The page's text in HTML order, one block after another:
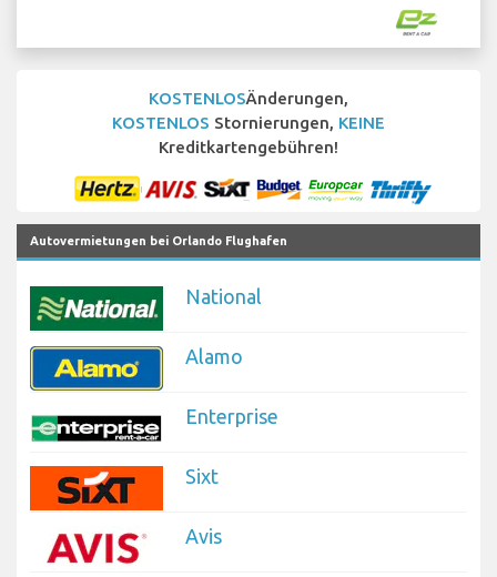
KOSTENLOSÄnderungen,
KOSTENLOS Stornierungen, KEINE
Kreditkartengebühren!
Autovermietungen bei Orlando Flughafen
National
Alamo
Enterprise
Sixt
Avis